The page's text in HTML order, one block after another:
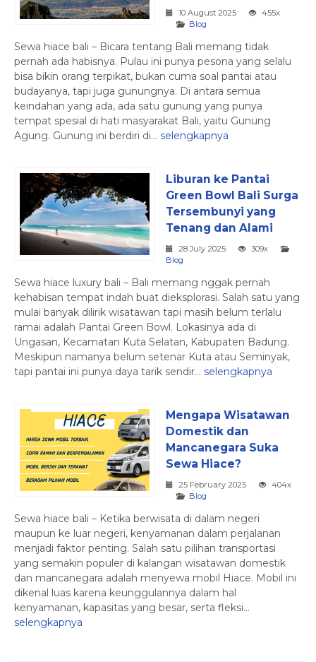
10 August 2025
455x
Blog
Sewa hiace bali – Bicara tentang Bali memang tidak
pernah ada habisnya. Pulau ini punya pesona yang selalu
bisa bikin orang terpikat, bukan cuma soal pantai atau
budayanya, tapi juga gunungnya. Di antara semua
keindahan yang ada, ada satu gunung yang punya
tempat spesial di hati masyarakat Bali, yaitu Gunung
Agung. Gunung ini berdiri di... selengkapnya
Liburan ke Pantai
Green Bowl Bali Surga
Tersembunyi yang
Tenang dan Alami
28 July 2025
309x
Blog
Sewa hiace luxury bali – Bali memang nggak pernah
kehabisan tempat indah buat dieksplorasi. Salah satu yang
mulai banyak dilirik wisatawan tapi masih belum terlalu
ramai adalah Pantai Green Bowl. Lokasinya ada di
Ungasan, Kecamatan Kuta Selatan, Kabupaten Badung.
Meskipun namanya belum setenar Kuta atau Seminyak,
tapi pantai ini punya daya tarik sendir... selengkapnya
Mengapa Wisatawan
Domestik dan
Mancanegara Suka
Sewa Hiace?
25 February 2025
404x
Blog
Sewa hiace bali – Ketika berwisata di dalam negeri
maupun ke luar negeri, kenyamanan dalam perjalanan
menjadi faktor penting. Salah satu pilihan transportasi
yang semakin populer di kalangan wisatawan domestik
dan mancanegara adalah menyewa mobil Hiace. Mobil ini
dikenal luas karena keunggulannya dalam hal
kenyamanan, kapasitas yang besar, serta fleksi...
selengkapnya